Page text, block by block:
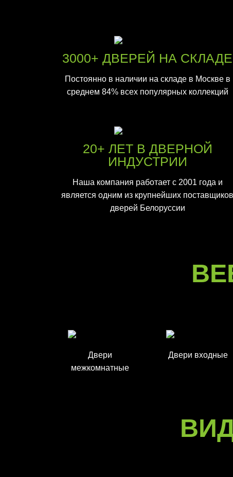
3000+ ДВЕРЕЙ НА СКЛАДЕ
Постоянно в наличии на складе в Москве в
среднем 84% всех популярных коллекций
20+ ЛЕТ В ДВЕРНОЙ
ИНДУСТРИИ
Наша компания работает с 2001 года и
является одним из крупнейших поставщиков
дверей Белоруссии
Двери
межкомнатные
Двери входные